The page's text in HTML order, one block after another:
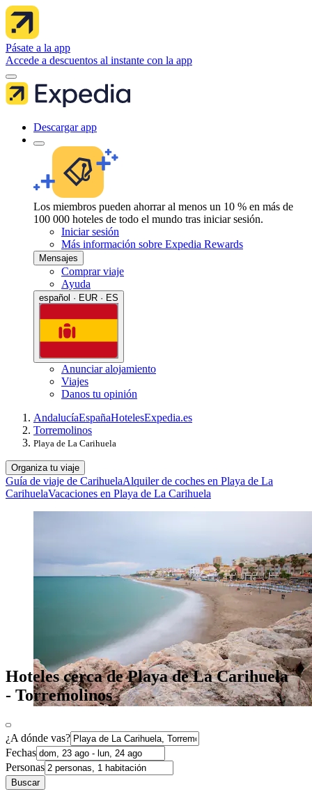
Pásate a la app
Accede a descuentos al instante con la app
Descargar app
Los miembros pueden ahorrar al menos un 10 % en más de
100 000 hoteles de todo el mundo tras iniciar sesión.
Iniciar sesión
Más información sobre Expedia Rewards
Mensajes
Comprar viaje
Ayuda
español · EUR · ES
Anunciar alojamiento
Viajes
Danos tu opinión
AndalucíaEspañaHotelesExpedia.es
Torremolinos
Playa de La Carihuela
Organiza tu viaje
Guía de viaje de CarihuelaAlquiler de coches en Playa de La
CarihuelaVacaciones en Playa de La Carihuela
Hoteles cerca de Playa de La Carihuela
- Torremolinos
¿A dónde vas?
Fechas
Personas
Buscar